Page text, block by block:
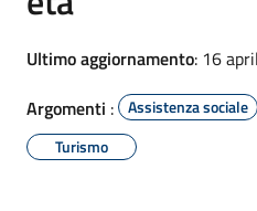
Ultimo aggiornamento: 16
Argomenti : Assistenza sociale
Turismo